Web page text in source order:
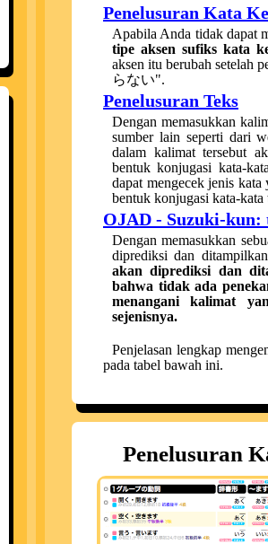
Penelusuran Kata
Apabila Anda tidak dapat
tipe aksen sufiks kata
aksen itu berubah setelah
らない".
Penelusuran Teks
Dengan memasukkan
sumber lain seperti dari
dalam kalimat tersebut
bentuk konjugasi kata-
dapat mengecek jenis
bentuk konjugasi kata-kata
OJAD - Suzuki-
Dengan memasukkan
diprediksi dan
akan diprediksi dan
bahwa tidak ada
menangani kalimat
sejenisnya.
Penjelasan lengkap
pada tabel bawah ini.
Penelusuran